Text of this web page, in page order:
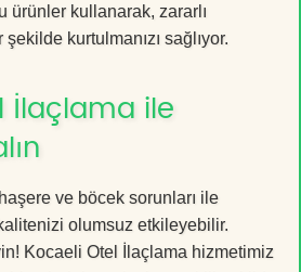
ürünler kullanarak, zararlı
şekilde kurtulmanızı sağlıyor.
İlaçlama ile
ve böcek sorunları ile
olumsuz etkileyebilir.
Kocaeli Otel İlaçlama hizmetimiz